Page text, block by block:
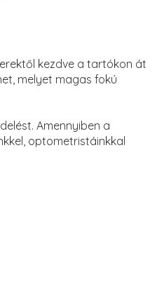
kezdve a tartókon át
melyet magas fokú
Amennyiben a
optometristáinkkal